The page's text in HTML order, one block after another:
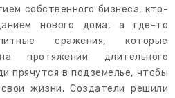
собственного бизнеса, кто-
нового дома, а где-то
сражения, которые
протяжении длительного
прячутся в подземелье, чтобы
жизни. Создатели решили